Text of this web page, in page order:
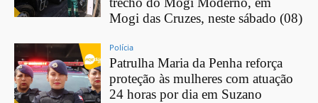
Mogi das Cruzes, neste sábado (08)
Polícia
Patrulha Maria da Penha reforça
proteção às mulheres com atuação
24 horas por dia em Suzano